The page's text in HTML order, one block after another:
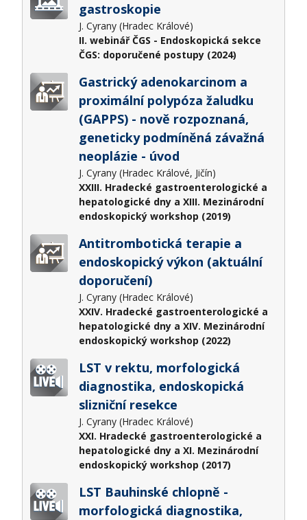
gastroskopie
J. Cyrany (Hradec Králové)
II. webinář ČGS - Endoskopická sekce
ČGS: doporučené postupy (2024)
Gastrický adenokarcinom a
proximální polypóza žaludku
(GAPPS) - nově rozpoznaná,
geneticky podmíněná závažná
neoplázie - úvod
J. Cyrany (Hradec Králové, Jičín)
XXIII. Hradecké gastroenterologické a
hepatologické dny a XIII. Mezinárodní
endoskopický workshop (2019)
Antitrombotická terapie a
endoskopický výkon (aktuální
doporučení)
J. Cyrany (Hradec Králové)
XXIV. Hradecké gastroenterologické a
hepatologické dny a XIV. Mezinárodní
endoskopický workshop (2022)
LST v rektu, morfologická
diagnostika, endoskopická
slizniční resekce
J. Cyrany (Hradec Králové)
XXI. Hradecké gastroenterologické a
hepatologické dny a XI. Mezinárodní
endoskopický workshop (2017)
LST Bauhinské chlopně -
morfologická diagnostika,